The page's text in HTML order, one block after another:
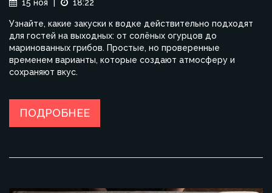
15 ноя
| 18:22
Узнайте, какие закуски к водке действительно подходят
для гостей на выходных: от солёных огурцов до
маринованных грибов. Простые, но проверенные
временем варианты, которые создают атмосферу и
сохраняют вкус.
ПОДРОБНЕЕ